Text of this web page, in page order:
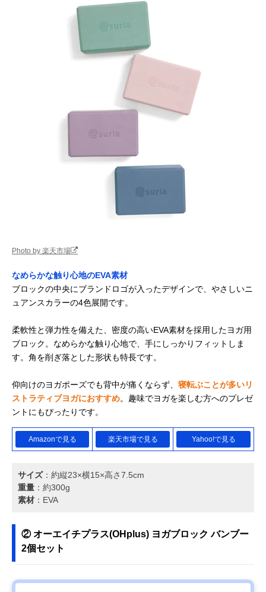
Photo by 楽天市場
なめらかな触り心地のEVA素材
ブロックの中央にブランドロゴが入ったデザインで、やさしいニ
ュアンスカラーの4色展開です。
柔軟性と弾力性を備えた、密度の高いEVA素材を採用したヨガ用
ブロック。なめらかな触り心地で、手にしっかりフィットしま
す。角を削ぎ落とした形状も特長です。
仰向けのヨガポーズでも背中が痛くならず、 寝転ぶことが多いリ
ストラティブヨガにおすすめ。趣味でヨガを楽しむ方へのプレゼ
ントにもぴったりです。
Amazonで見る 楽天市場で見る Yahoo!で見る
サイズ：約縦23×横15×高さ7.5cm
重量 ：約300g
素材 ：EVA
② オーエイチプラス(OHplus) ヨガブロック バンブー
2個セット